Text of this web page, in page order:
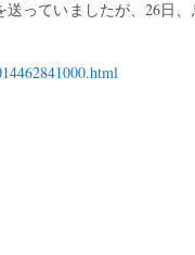
っていましたが、26日